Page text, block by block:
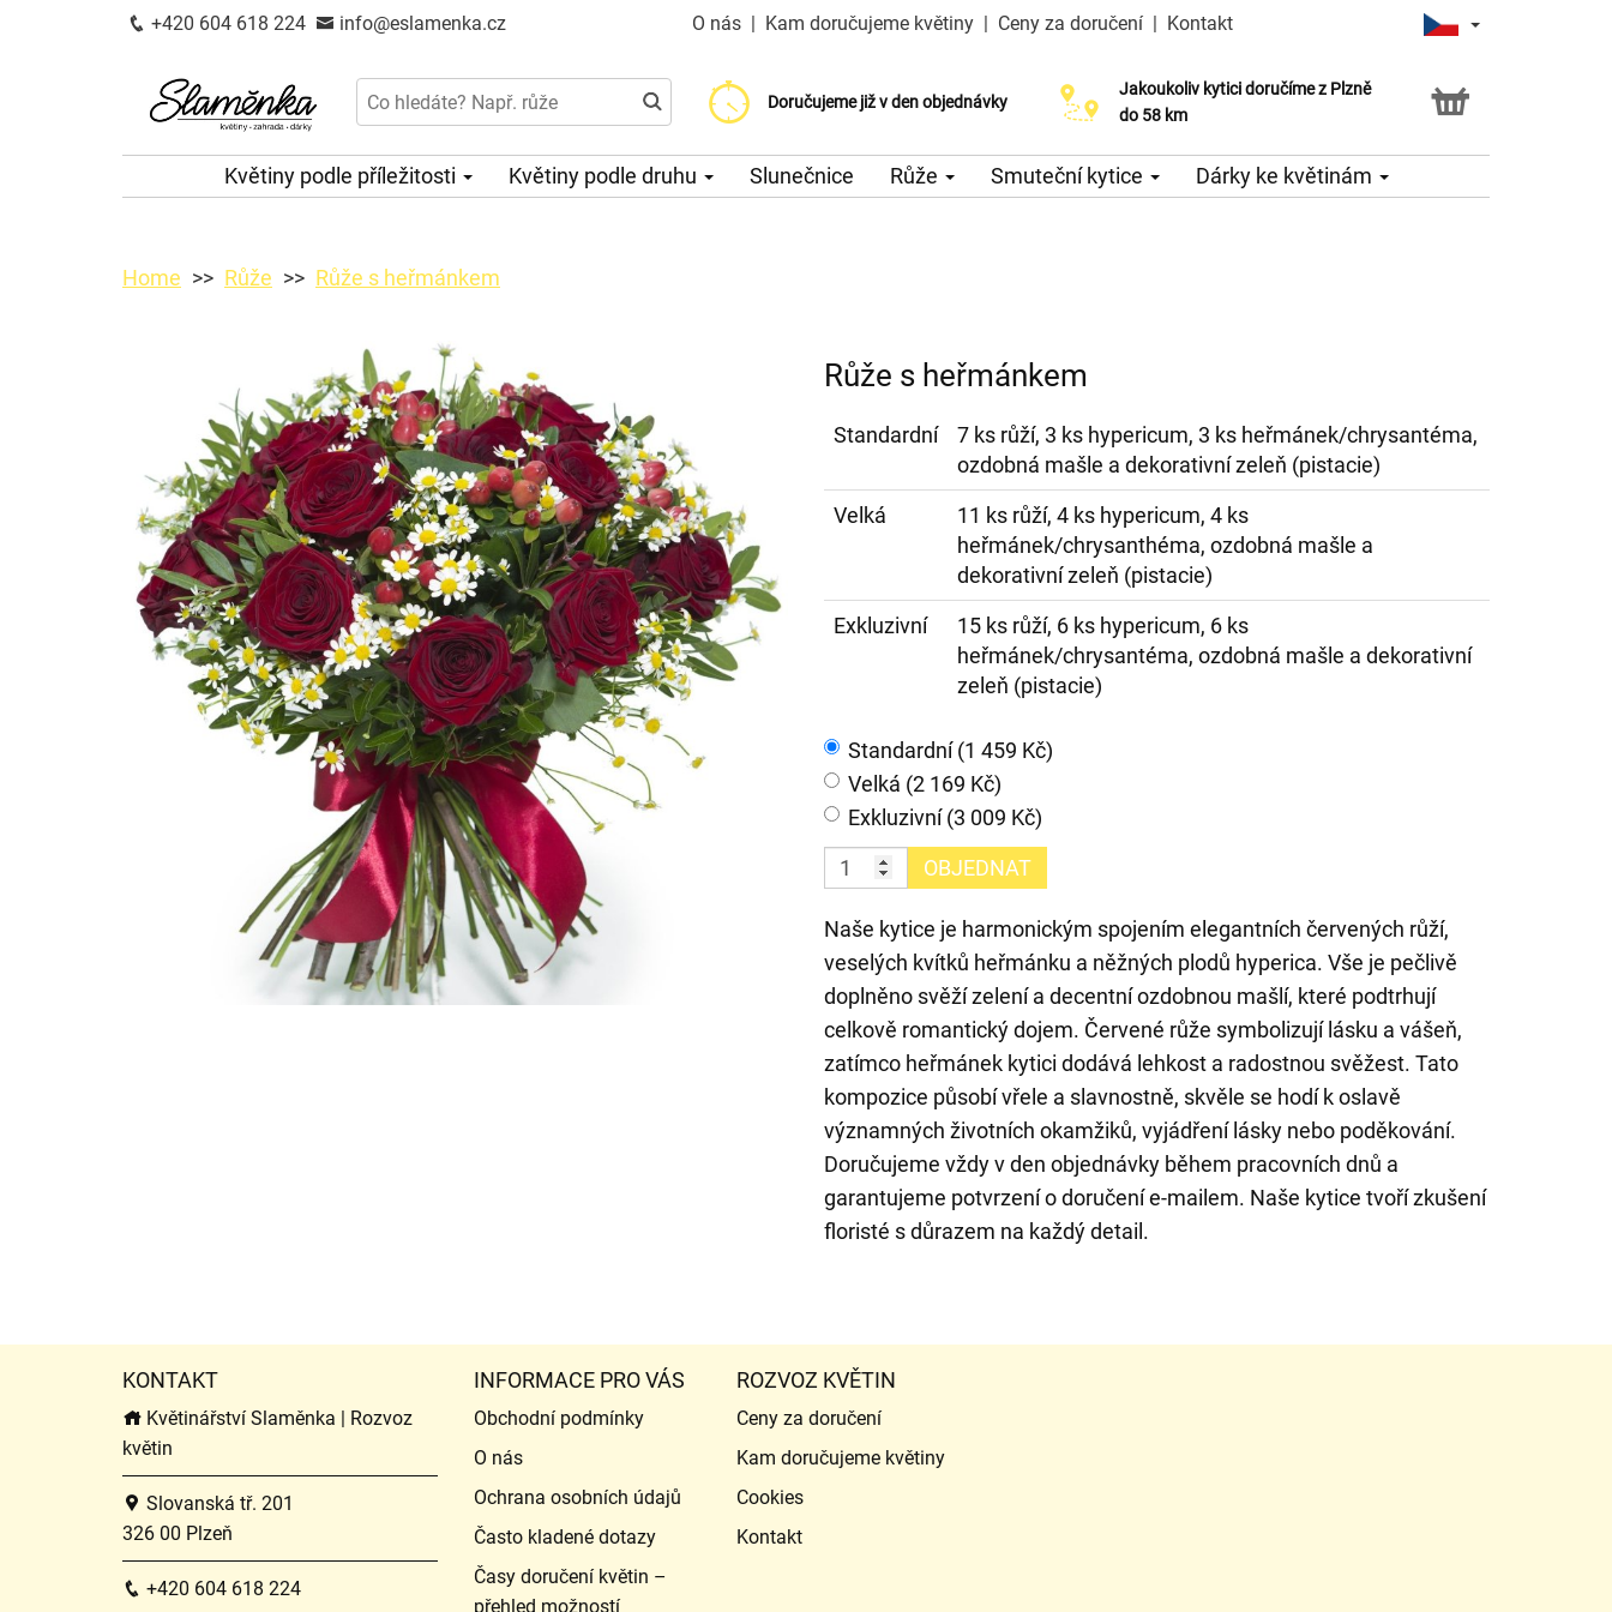
+420 604 618 224 info@eslamenka.cz O nás | Kam doručujeme květiny | Ceny za doručení | Kontakt
Doručujeme již v den objednávky
Doručujeme již od 200 Kč
Možný výběr času a dne doručení
Jakoukoliv kytici doručíme z Plzně
do 58 km
Květiny podle příležitosti Květiny podle druhu Slunečnice Růže Smuteční kytice Dárky ke květinám
Home Růže Růže s heřmánkem
Růže s heřmánkem
Standardní
7 ks růží, 3 ks hypericum, 3 ks heřmánek/chrysantéma,
ozdobná mašle a dekorativní zeleň (pistacie)
Velká
11 ks růží, 4 ks hypericum, 4 ks
heřmánek/chrysanthéma, ozdobná mašle a
dekorativní zeleň (pistacie)
Exkluzivní
15 ks růží, 6 ks hypericum, 6 ks
heřmánek/chrysantéma, ozdobná mašle a dekorativní
zeleň (pistacie)
Standardní (1 459 Kč)
Velká (2 169 Kč)
Exkluzivní (3 009 Kč)
OBJEDNAT
Naše kytice je harmonickým spojením elegantních červených růží,
veselých kvítků heřmánku a něžných plodů hyperica. Vše je pečlivě
doplněno svěží zelení a decentní ozdobnou mašlí, které podtrhují
celkově romantický dojem. Červené růže symbolizují lásku a vášeň,
zatímco heřmánek kytici dodává lehkost a radostnou svěžest. Tato
kompozice působí vřele a slavnostně, skvěle se hodí k oslavě
významných životních okamžiků, vyjádření lásky nebo poděkování.
Doručujeme vždy v den objednávky během pracovních dnů a
garantujeme potvrzení o doručení e-mailem. Naše kytice tvoří zkušení
floristé s důrazem na každý detail.
KONTAKT
Květinářství Slaměnka | Rozvoz
květin
Slovanská tř. 201
326 00 Plzeň
+420 604 618 224
INFORMACE PRO VÁS
Obchodní podmínky
O nás
Ochrana osobních údajů
Často kladené dotazy
Časy doručení květin –
přehled možností
ROZVOZ KVĚTIN
Ceny za doručení
Kam doručujeme květiny
Cookies
Kontakt